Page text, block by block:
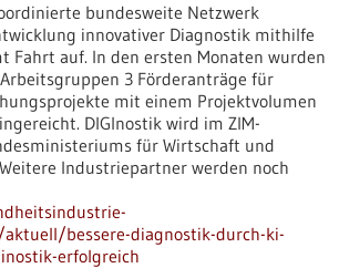
bundesweite Netzwerk
innovativer Diagnostik mithilfe
Fahrt auf. In den ersten Monaten wurden
3 Förderanträge für
mit einem Projektvolumen
DIGInostik wird im ZIM-
für Wirtschaft und
Industriepartner werden noch
bessere-diagnostik-durch-ki-
erfolgreich